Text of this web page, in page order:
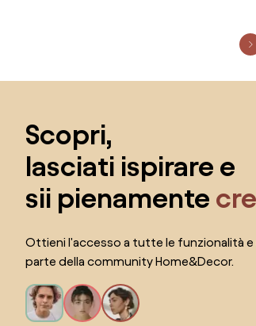
Scopri,
lasciati ispirare e
sii pienamente
Ottieni l'accesso a tutte le funzionalità e
parte della community Home&Decor.